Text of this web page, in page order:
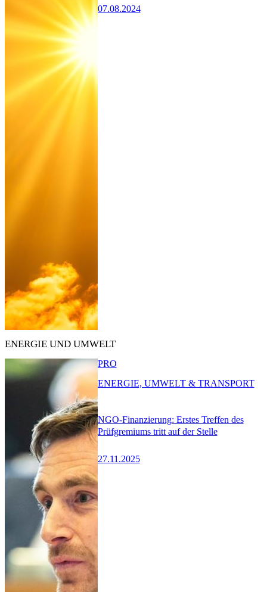
07.08.2024
ENERGIE UND UMWELT
NGO-Finanzierung: Erstes Treffen des
Prüfgremiums tritt auf der Stelle
27.11.2025
PRO
ENERGIE, UMWELT & TRANSPORT